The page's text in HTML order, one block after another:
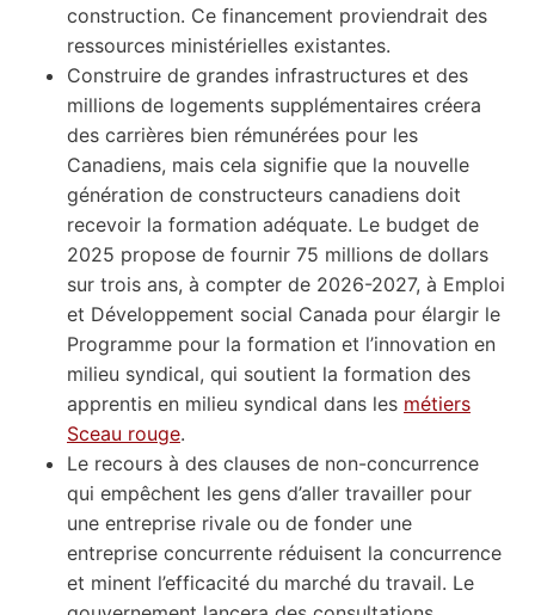
construction. Ce financement proviendrait des
ressources ministérielles existantes.
Construire de grandes infrastructures et des
millions de logements supplémentaires créera
des carrières bien rémunérées pour les
Canadiens, mais cela signifie que la nouvelle
génération de constructeurs canadiens doit
recevoir la formation adéquate. Le budget de
2025 propose de fournir 75 millions de dollars
sur trois ans, à compter de 2026-2027, à Emploi
et Développement social Canada pour élargir le
Programme pour la formation et l’innovation en
milieu syndical, qui soutient la formation des
apprentis en milieu syndical dans les métiers
Sceau rouge.
Le recours à des clauses de non-concurrence
qui empêchent les gens d’aller travailler pour
une entreprise rivale ou de fonder une
entreprise concurrente réduisent la concurrence
et minent l’efficacité du marché du travail. Le